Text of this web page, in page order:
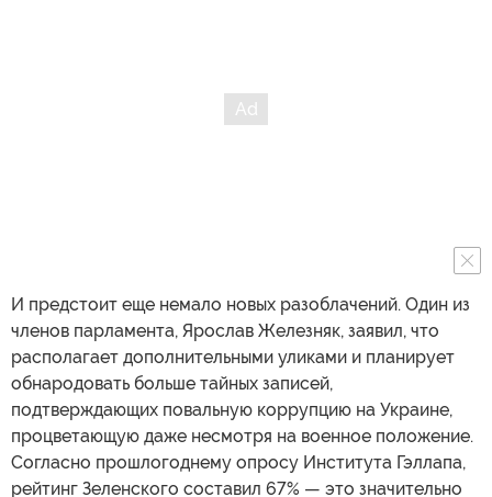
И предстоит еще немало новых разоблачений. Один из
членов парламента, Ярослав Железняк, заявил, что
располагает дополнительными уликами и планирует
обнародовать больше тайных записей,
подтверждающих повальную коррупцию на Украине,
процветающую даже несмотря на военное положение.
Согласно прошлогоднему опросу Института Гэллапа,
рейтинг Зеленского составил 67% — это значительно